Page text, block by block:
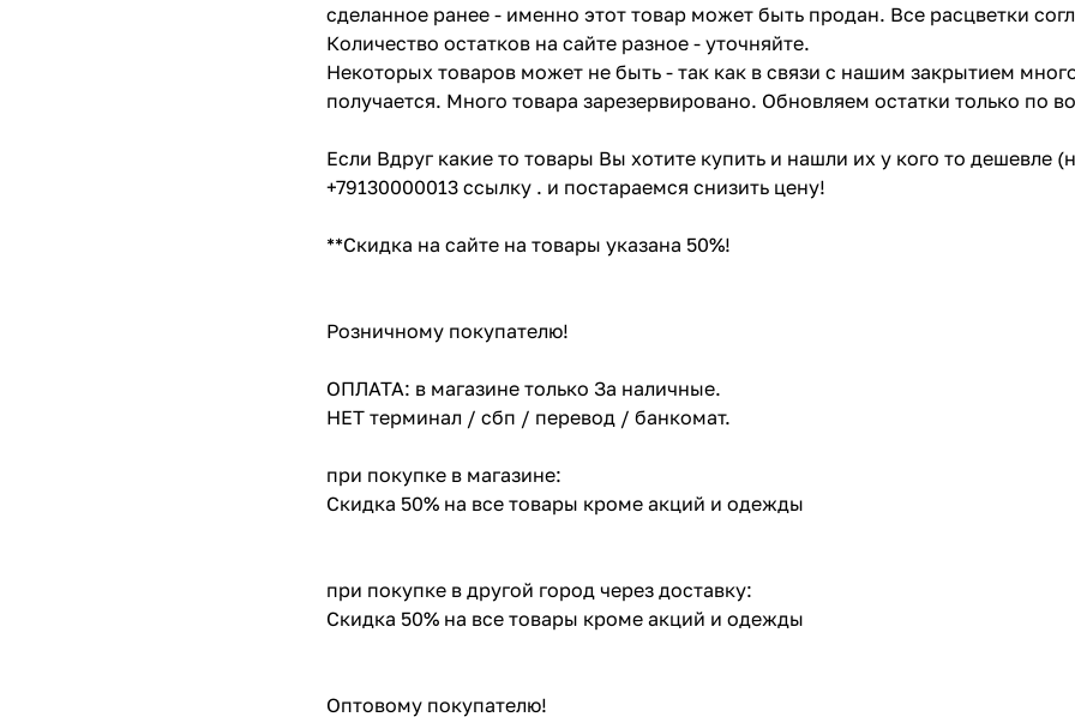
сделанное ранее - именно этот товар может быть продан. Все расцветки
Количество остатков на сайте разное - уточняйте.
Некоторых товаров может не быть - так как в связи с нашим закрытием
получается. Много товара зарезервировано. Обновляем остатки только по
Если Вдруг какие то товары Вы хотите купить и нашли их у кого то
+79130000013 ссылку . и постараемся снизить цену!
**Скидка на сайте на товары указана 50%!
Розничному покупателю!
ОПЛАТА: в магазине только За наличные.
НЕТ терминал / сбп / перевод / банкомат.
при покупке в магазине:
Скидка 50% на все товары кроме акций и одежды
при покупке в другой город через доставку:
Скидка 50% на все товары кроме акций и одежды
Оптовому покупателю!